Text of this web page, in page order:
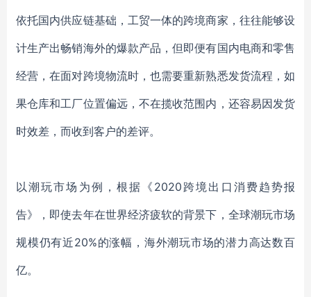
依托国内供应链基础，工贸一体的跨境商家，往往能够设
计生产出畅销海外的爆款产品，但即便有国内电商和零售
经营，在面对跨境物流时，也需要重新熟悉发货流程，如
果仓库和工厂位置偏远，不在揽收范围内，还容易因发货
时效差，而收到客户的差评。
以潮玩市场为例，根据《 2020跨境出口消费趋势报
告》，即使去年在世界经济疲软的背景下，全球潮玩市场
规模仍有近20%的涨幅，海外潮玩市场的潜力高达数百
亿。